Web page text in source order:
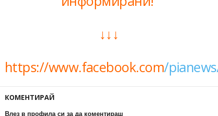
↓↓↓
https://www.facebook.com/
КОМЕНТИРАЙ
Влез в профила си за да коментираш